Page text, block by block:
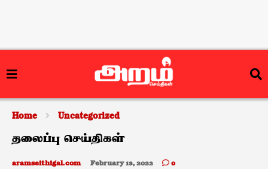
Home Uncategorized
தலைப்பு செய்திகள்
aramseithigal.com February 13, 2022 0